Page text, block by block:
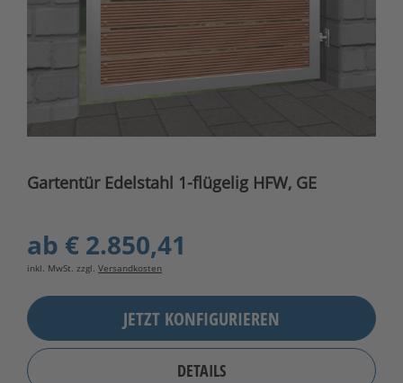
Gartentür Edelstahl 1-flügelig HFW, GE
ab € 2.850,41
inkl. MwSt. zzgl. Versandkosten
JETZT KONFIGURIEREN
DETAILS